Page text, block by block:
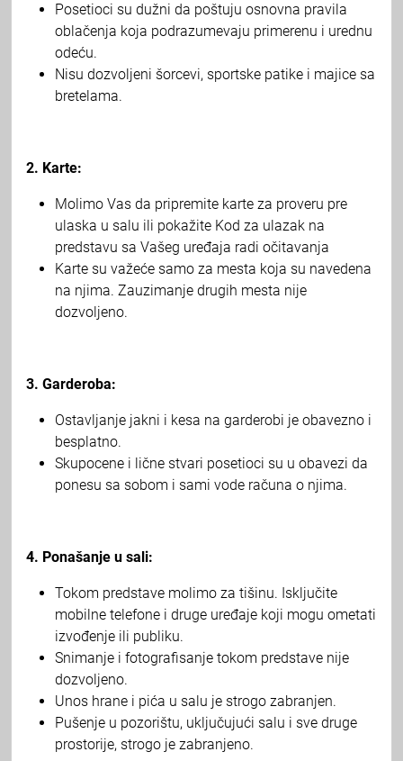
Posetioci su dužni da poštuju osnovna pravila
oblačenja koja podrazumevaju primerenu i urednu
odeću.
Nisu dozvoljeni šorcevi, sportske patike i majice sa
bretelama.
2. Karte:
Molimo Vas da pripremite karte za proveru pre
ulaska u salu ili pokažite Kod za ulazak na
predstavu sa Vašeg uređaja radi očitavanja
Karte su važeće samo za mesta koja su navedena
na njima. Zauzimanje drugih mesta nije
dozvoljeno.
3. Garderoba:
Ostavljanje jakni i kesa na garderobi je obavezno i
besplatno.
Skupocene i lične stvari posetioci su u obavezi da
ponesu sa sobom i sami vode računa o njima.
4. Ponašanje u sali:
Tokom predstave molimo za tišinu. Isključite
mobilne telefone i druge uređaje koji mogu ometati
izvođenje ili publiku.
Snimanje i fotografisanje tokom predstave nije
dozvoljeno.
Unos hrane i pića u salu je strogo zabranjen.
Pušenje u pozorištu, uključujući salu i sve druge
prostorije, strogo je zabranjeno.